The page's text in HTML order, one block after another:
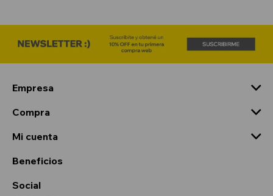
Empresa
Compra
Mi cuenta
Beneficios
Social